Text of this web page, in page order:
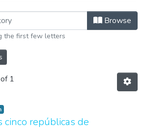
by Author Browse
the first few letters
1
cinco repúblicas de